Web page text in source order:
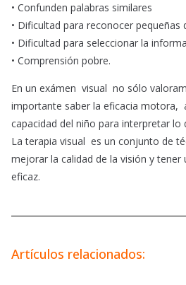
• Confunden palabras similares
• Dificultad para reconocer pequeñas
• Dificultad para seleccionar la
• Comprensión pobre.
En un exámen visual no sólo
importante saber la eficacia motora,
capacidad del niño para interpretar lo
La terapia visual es un conjunto de
mejorar la calidad de la visión y tener
eficaz.
Artículos relacionados: